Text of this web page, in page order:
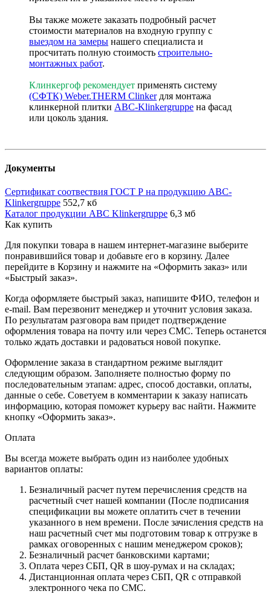
Вы также можете заказать подробный расчет
стоимости материалов на входную группу с
выездом на замеры нашего специалиста и
просчитать полную стоимость строительно-
монтажных работ.
Клинкергоф рекомендует применять систему
(СФТК) Weber.THERM Clinkerдля монтажа
клинкерной плитки ABC-Klinkergruppe на фасад
или цоколь здания.
Документы
Сертификат соотвествия ГОСТ Р на продукцию ABC-
Klinkergruppe 552,7 кб
Каталог продукции ABC Klinkergruppe 6,3 мб
Как купить
Для покупки товара в нашем интернет-магазине выберите
понравившийся товар и добавьте его в корзину. Далее
перейдите в Корзину и нажмите на «Оформить заказ» или
«Быстрый заказ».
Когда оформляете быстрый заказ, напишите ФИО, телефон и
e-mail. Вам перезвонит менеджер и уточнит условия заказа.
По результатам разговора вам придет подтверждение
оформления товара на почту или через СМС. Теперь останется
только ждать доставки и радоваться новой покупке.
Оформление заказа в стандартном режиме выглядит
следующим образом. Заполняете полностью форму по
последовательным этапам: адрес, способ доставки, оплаты,
данные о себе. Советуем в комментарии к заказу написать
информацию, которая поможет курьеру вас найти. Нажмите
кнопку «Оформить заказ».
Оплата
Вы всегда можете выбрать один из наиболее удобных
вариантов оплаты:
Безналичный расчет путем перечисления средств на
расчетный счет нашей компании (После подписания
спецификации вы можете оплатить счет в течении
указанного в нем времени. После зачисления средств на
наш расчетный счет мы подготовим товар к отгрузке в
рамках оговоренных с нашим менеджером сроков);
Безналичный расчет банковскими картами;
Оплата через СБП, QR в шоу-румах и на складах;
Дистанционная оплата через СБП, QR с отправкой
электронного чека по СМС.